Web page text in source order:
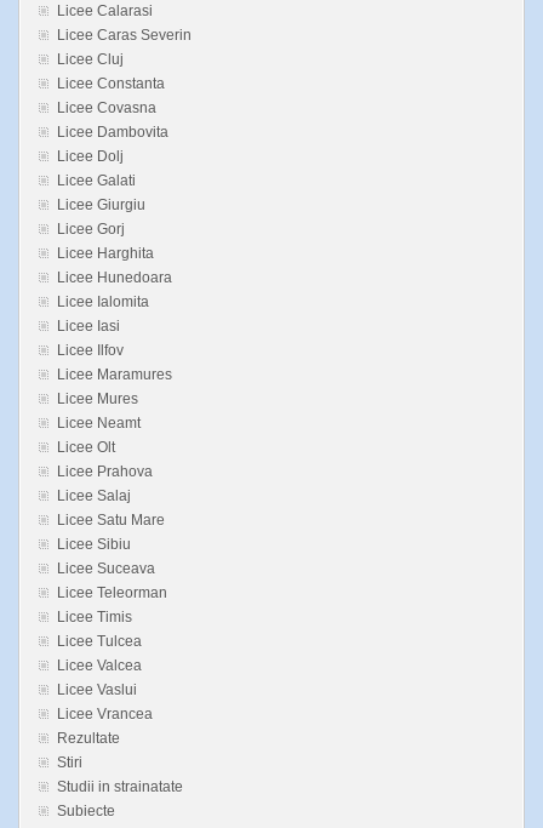
Licee Calarasi
Licee Caras Severin
Licee Cluj
Licee Constanta
Licee Covasna
Licee Dambovita
Licee Dolj
Licee Galati
Licee Giurgiu
Licee Gorj
Licee Harghita
Licee Hunedoara
Licee Ialomita
Licee Iasi
Licee Ilfov
Licee Maramures
Licee Mures
Licee Neamt
Licee Olt
Licee Prahova
Licee Salaj
Licee Satu Mare
Licee Sibiu
Licee Suceava
Licee Teleorman
Licee Timis
Licee Tulcea
Licee Valcea
Licee Vaslui
Licee Vrancea
Rezultate
Stiri
Studii in strainatate
Subiecte